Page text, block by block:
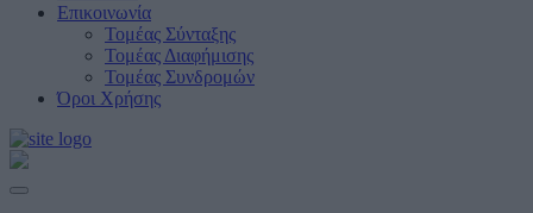
Επικοινωνία
Τομέας Σύνταξης
Τομέας Διαφήμισης
Τομέας Συνδρομών
Όροι Χρήσης